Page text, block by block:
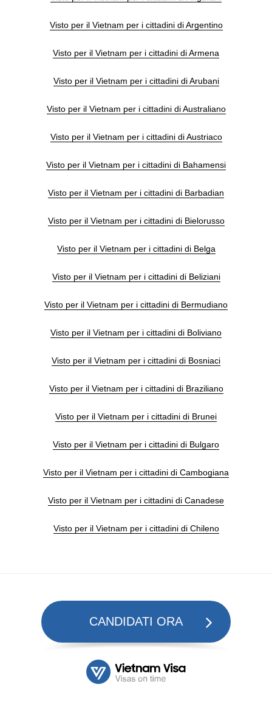
Visto per il Vietnam per i cittadini di Argentino
Visto per il Vietnam per i cittadini di Armena
Visto per il Vietnam per i cittadini di Arubani
Visto per il Vietnam per i cittadini di Australiano
Visto per il Vietnam per i cittadini di Austriaco
Visto per il Vietnam per i cittadini di Bahamensi
Visto per il Vietnam per i cittadini di Barbadian
Visto per il Vietnam per i cittadini di Bielorusso
Visto per il Vietnam per i cittadini di Belga
Visto per il Vietnam per i cittadini di Beliziani
Visto per il Vietnam per i cittadini di Bermudiano
Visto per il Vietnam per i cittadini di Boliviano
Visto per il Vietnam per i cittadini di Bosniaci
Visto per il Vietnam per i cittadini di Braziliano
Visto per il Vietnam per i cittadini di Brunei
Visto per il Vietnam per i cittadini di Bulgaro
Visto per il Vietnam per i cittadini di Cambogiana
Visto per il Vietnam per i cittadini di Canadese
Visto per il Vietnam per i cittadini di Chileno
CANDIDATI ORA